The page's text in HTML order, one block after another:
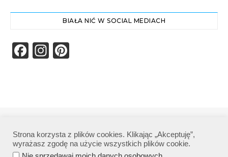
BIAŁA NIĆ W SOCIAL MEDIACH
Facebook
Instagram
Polityka prywatności
Strona korzysta z plików cookies. Klikając „Akceptuję”,
wyrażasz zgodę na użycie wszystkich plików cookie.